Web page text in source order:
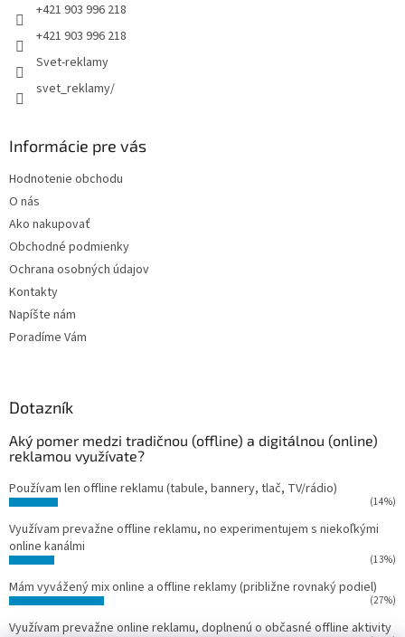
+421 903 996 218
+421 903 996 218
Svet-reklamy
svet_reklamy/
Informácie pre vás
Hodnotenie obchodu
O nás
Ako nakupovať
Obchodné podmienky
Ochrana osobných údajov
Kontakty
Napíšte nám
Poradíme Vám
Dotazník
Aký pomer medzi tradičnou (offline) a digitálnou (online)
reklamou využívate?
Používam len offline reklamu (tabule, bannery, tlač, TV/rádio)
(14%)
Využívam prevažne offline reklamu, no experimentujem s niekoľkými
online kanálmi
(13%)
Mám vyvážený mix online a offline reklamy (približne rovnaký podiel)
(27%)
Využívam prevažne online reklamu, doplnenú o občasné offline aktivity